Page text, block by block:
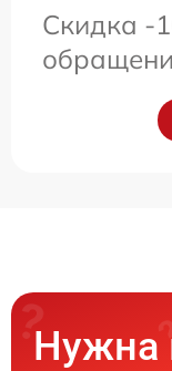
Скидка -
Нужна